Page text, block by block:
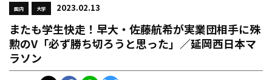
国内 大学 2023.02.13
またも学生快走！早大・佐藤航希が実業団相手に殊
勲のV「必ず勝ち切ろうと思った」／延岡西日本マ
ラソン